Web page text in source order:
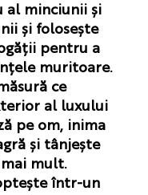
al minciunii și
și folosește
pentru a
muritoare.
ce
al luxului
pe om, inima
și tânjește
mult.
într-un